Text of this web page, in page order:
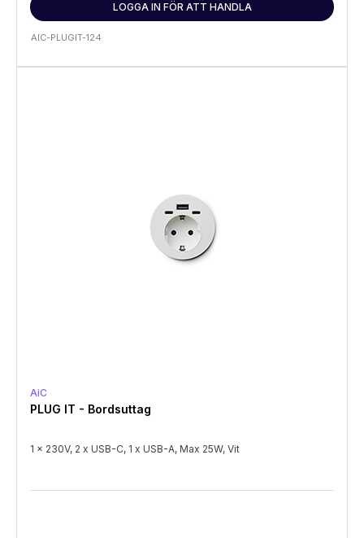
LOGGA IN FÖR ATT HANDLA
AIC-PLUGIT-124
AiC
PLUG IT - Bordsuttag
1 x 230V, 2 x USB-C, 1 x USB-A, Max 25W, Vit